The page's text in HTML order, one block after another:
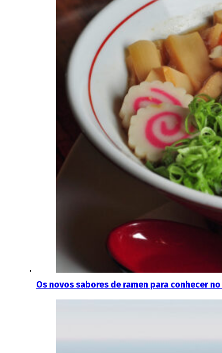
Os novos sabores de ramen para conhecer